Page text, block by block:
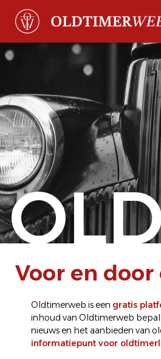
Voor en
Oldtimerweb is een gratis
inhoud van Oldtimerweb
nieuws en het aanbieden van
informatiepunt voor